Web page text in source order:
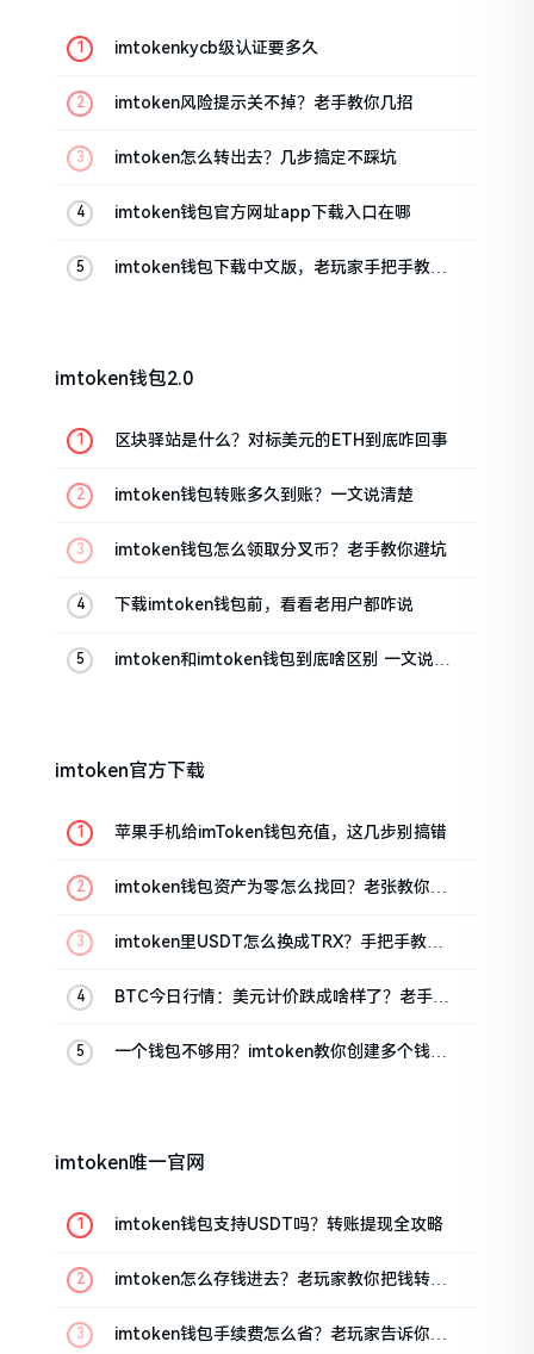
imtokenkycb级认证要多久
imtoken风险提示关不掉？老手教你几招
imtoken怎么转出去？几步搞定不踩坑
imtoken钱包官方网址app下载入口在哪
imtoken钱包下载中文版，老玩家手把手教你
imtoken钱包2.0
区块驿站是什么？对标美元的ETH到底咋回事
imtoken钱包转账多久到账？一文说清楚
imtoken钱包怎么领取分叉币？老手教你避坑
下载imtoken钱包前，看看老用户都咋说
imtoken和imtoken钱包到底啥区别 一文说清
imtoken官方下载
苹果手机给imToken钱包充值，这几步别搞错
imtoken钱包资产为零怎么找回？老张教你几
imtoken里USDT怎么换成TRX？手把手教你
BTC今日行情：美元计价跌成啥样了？老手教
一个钱包不够用？imtoken教你创建多个钱包
imtoken唯一官网
imtoken钱包支持USDT吗？转账提现全攻略
imtoken怎么存钱进去？老玩家教你把钱转进
imtoken钱包手续费怎么省？老玩家告诉你几